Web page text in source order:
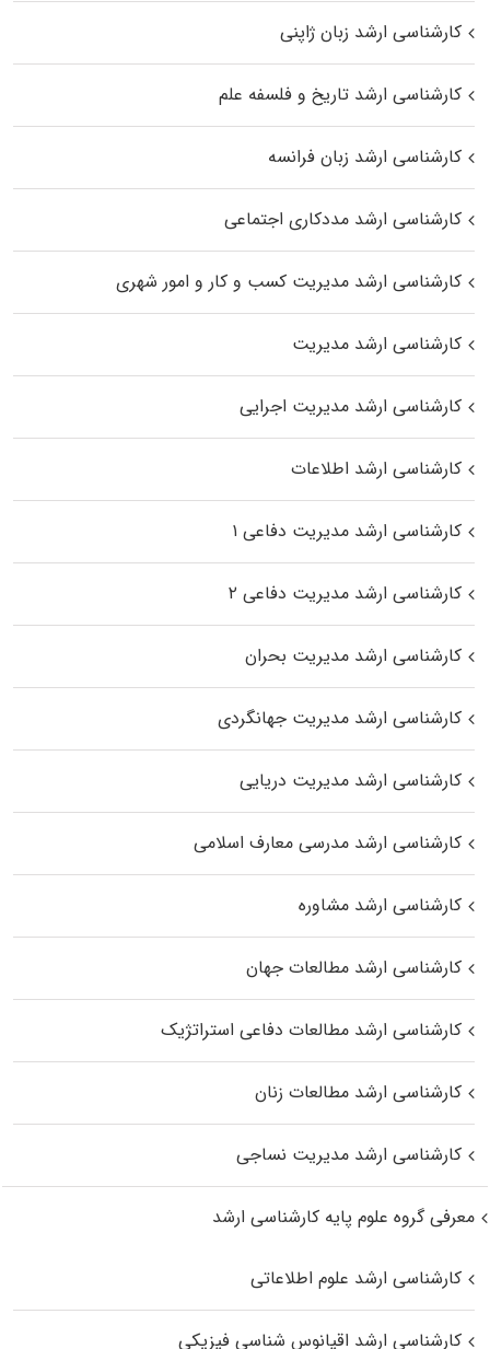
کارشناسی ارشد زبان ژاپنی
کارشناسی ارشد تاریخ و فلسفه علم
کارشناسی ارشد زبان فرانسه
کارشناسی ارشد مددکاری اجتماعی
کارشناسی ارشد مدیریت کسب و کار و امور شهری
کارشناسی ارشد مدیریت
کارشناسی ارشد مدیریت اجرایی
کارشناسی ارشد اطلاعات
کارشناسی ارشد مدیریت دفاعی ۱
کارشناسی ارشد مدیریت دفاعی ۲
کارشناسی ارشد مدیریت بحران
کارشناسی ارشد مدیریت جهانگردی
کارشناسی ارشد مدیریت دریایی
کارشناسی ارشد مدرسی معارف اسلامی
کارشناسی ارشد مشاوره
کارشناسی ارشد مطالعات جهان
کارشناسی ارشد مطالعات دفاعی استراتژیک
کارشناسی ارشد مطالعات زنان
کارشناسی ارشد مدیریت نساجی
معرفی گروه علوم پایه کارشناسی ارشد
کارشناسی ارشد علوم اطلاعاتی
کارشناسی ارشد اقیانوس‌ شناسی فیزیکی